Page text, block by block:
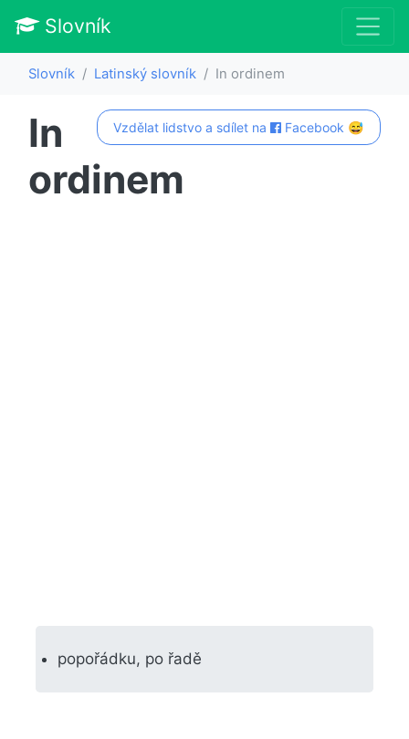
Slovník
Slovník Latinský slovník In ordinem
Vzdělat lidstvo a sdílet na Facebook 😅
In
ordinem
popořádku, po řadě